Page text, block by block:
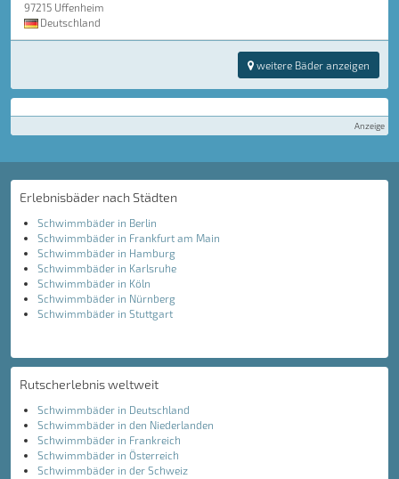
97215 Uffenheim
Deutschland
weitere Bäder anzeigen
Anzeige
Erlebnisbäder nach Städten
Schwimmbäder in Berlin
Schwimmbäder in Frankfurt am Main
Schwimmbäder in Hamburg
Schwimmbäder in Karlsruhe
Schwimmbäder in Köln
Schwimmbäder in Nürnberg
Schwimmbäder in Stuttgart
Rutscherlebnis weltweit
Schwimmbäder in Deutschland
Schwimmbäder in den Niederlanden
Schwimmbäder in Frankreich
Schwimmbäder in Österreich
Schwimmbäder in der Schweiz